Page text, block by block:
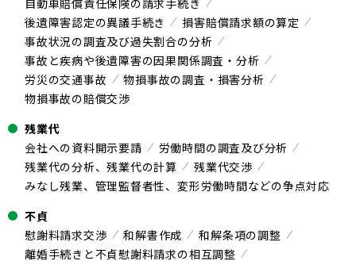
自動車賠償責任保険の請求手続き
後遺障害認定の異議手続き
損害賠償請求額の算定
事故状況の調査及び過失割合の分析
事故と疾病や後遺障害の因果関係調査・分析
労災の交通事故
物損事故の調査・損害分析
物損事故の賠償交渉
残業代
会社への資料開示要請
労働時間の調査及び分析
残業代の分析、残業代の計算
残業代交渉
みなし残業、管理監督者性、変形労働時間などの争点対応
不貞
慰謝料請求交渉
和解書作成
和解条項の調整
離婚手続きと不貞慰謝料請求の相互調整